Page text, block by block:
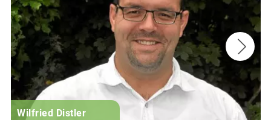
Wilfried Distler